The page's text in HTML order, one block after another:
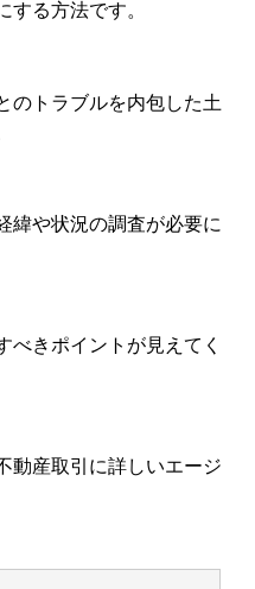
する方法です。
のトラブルを内包した土
緯や状況の調査が必要に
べきポイントが見えてく
動産取引に詳しいエージ